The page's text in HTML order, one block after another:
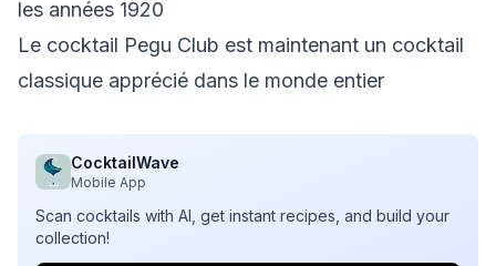
les années 1920
Le cocktail Pegu Club est maintenant un cocktail
classique apprécié dans le monde entier
CocktailWave
Mobile App
Scan cocktails with AI, get instant recipes, and build your
collection!